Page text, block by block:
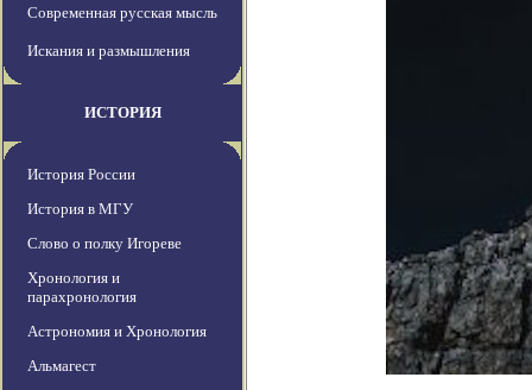
Современная русская мысль
Искания и размышления
ИСТОРИЯ
История России
История в МГУ
Слово о полку Игореве
Хронология и
парахронология
Астрономия и Хронология
Альмагест